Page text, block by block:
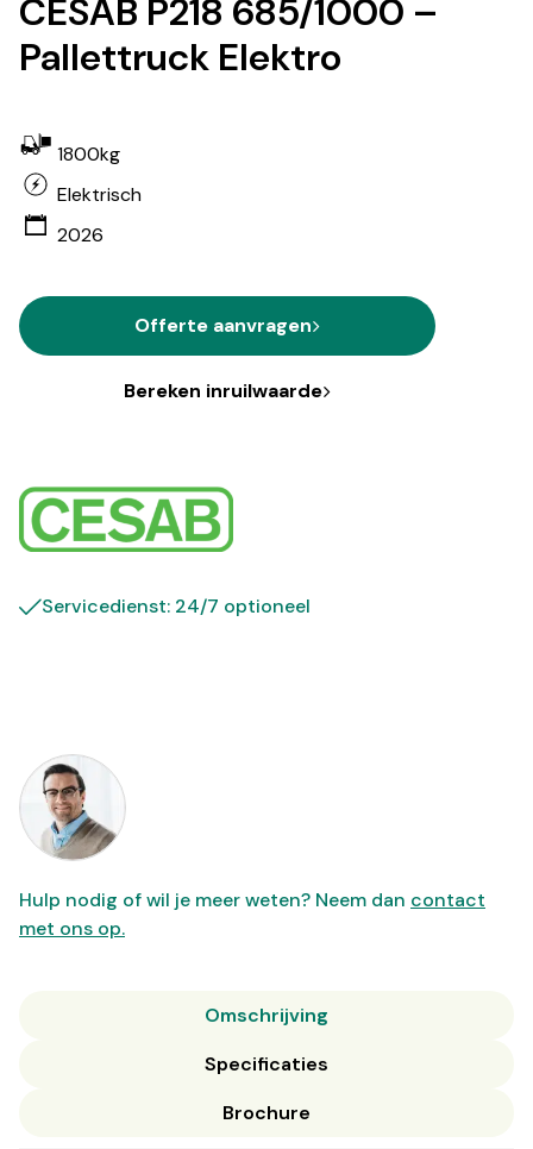
CESAB P218 685/1000 –
Pallettruck Elektro
1800kg
Elektrisch
2026
Offerte aanvragen
Bereken inruilwaarde
Servicedienst: 24/7 optioneel
Hulp nodig of wil je meer weten? Neem dan contact
met ons op.
Omschrijving
Specificaties
Brochure